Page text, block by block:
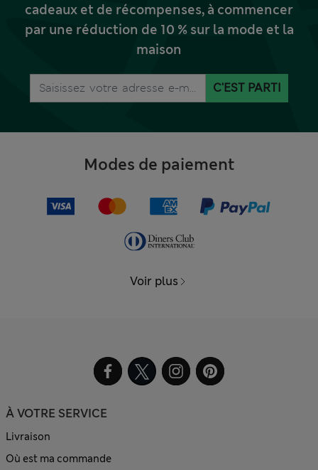
cadeaux et de récompenses, à commencer
par une réduction de 10 % sur la mode et la
maison
C'EST PARTI
Modes de paiement
Voir plus
À VOTRE SERVICE
Livraison
Où est ma commande